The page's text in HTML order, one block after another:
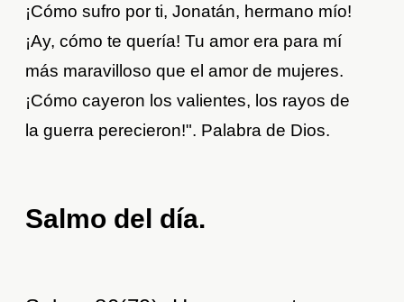
¡Cómo sufro por ti, Jonatán, hermano mío!
¡Ay, cómo te quería! Tu amor era para mí
más maravilloso que el amor de mujeres.
¡Cómo cayeron los valientes, los rayos de
la guerra perecieron!". Palabra de Dios.
Salmo del día.